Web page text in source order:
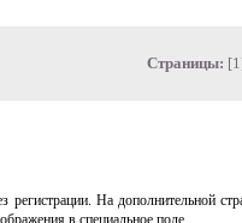
Страницы:
регистрации. На дополнительной
в специальное поле.